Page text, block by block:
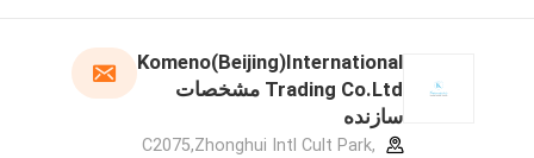
Komeno(Beijing)International
Trading Co.Ltd مشخصات
سازنده
C2075,Zhonghui Intl Cult Park,